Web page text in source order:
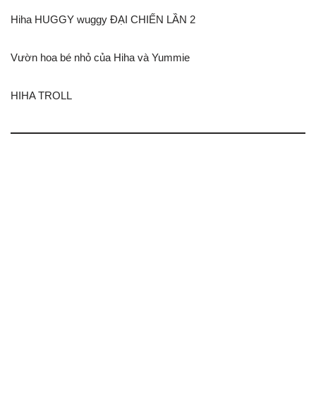
Hiha HUGGY wuggy ĐẠI CHIẾN LẦN 2
Vườn hoa bé nhỏ của Hiha và Yummie
HIHA TROLL